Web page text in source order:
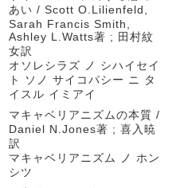
あい / Scott O.Lilienfeld,
Sarah Francis Smith,
Ashley L.Watts著 ; 田村紋
女訳
オソレシラズ ノ シハイセイ
ト ソノ サイコパシー ニ タ
イスル イミアイ
マキャベリアニズムの本質 /
Daniel N.Jones著 ; 喜入暁
訳
マキャベリアニズム ノ ホン
シツ